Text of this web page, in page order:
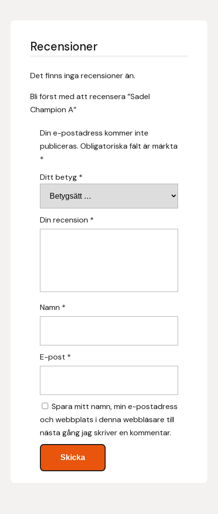
Recensioner
Det finns inga recensioner än.
Bli först med att recensera ”Sadel
Champion A”
Din e-postadress kommer inte
publiceras. Obligatoriska fält är märkta
*
Ditt betyg *
Din recension *
Namn *
E-post *
Spara mitt namn, min e-postadress
och webbplats i denna webbläsare till
nästa gång jag skriver en kommentar.
Natur & Kultur bokförlag
Pharmakas
Protector
Sigga Ævars
Sivart Bokförlag